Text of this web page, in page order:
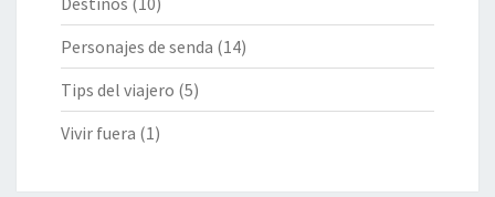
Personajes de senda (14)
Tips del viajero (5)
Vivir fuera (1)